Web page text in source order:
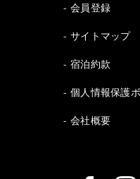
会員登録
サイトマップ
宿泊約款
個人情報保護
会社概要